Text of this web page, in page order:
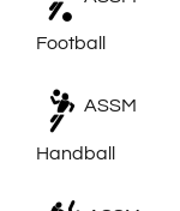
Football
ASSM
Handball